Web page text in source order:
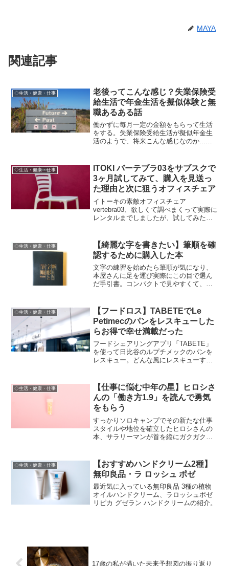
MAYA
関連記事
◇生活・健康・仕事
老後ってこんな感じ？失業保険受
給生活で年金生活を擬似体験と無
職あるある話
働かずに毎月一定の金額をもらって生活
をする。失業保険受給生活が擬似年金生
活のようで、将来こんな感じなのか...と
◇生活・健康・仕事
ITOKI バーテブラ03をサブスクで
3ヶ月試してみて、購入を見送っ
た理由と次に狙うオフィスチェア
イトーキの素敵オフィスチェア
vertebra03、欲しくて調べまくって実際に
レンタルまでしましたが、試してみたら
子、これまでの記事のまとめなど。
◇生活・健康・仕事
【綺麗な字を書きたい】筆順を確
認するために購入した本
文字の練習を始めたら筆順が気になり、
本屋さんに足を運び実際にこの目で選ん
だ手引書。コンパクトで見やすくて、必
◇生活・健康・仕事
【フードロス】TABETEでLe
Petimecのパンをレスキューした
らお得で幸せ満載だった
フードシェアリングアプリ「TABETE」
を使って日比谷のルプチメックのパンを
レスキュー。どんな風にレスキューする
◇生活・健康・仕事
【仕事に悩む中年の星】ヒロシさ
んの「働き方1.9」を読んで勇気
をもらう
すっかりソロキャンプでその新たな仕事
スタイルや地位を確立したヒロシさんの
本、サラリーマンが首を縦にガクガク振
◇生活・健康・仕事
【おすすめハンドクリーム2種】
無印良品・ラ ロッシュ ポゼ
最近気に入っている無印良品 3種の植物
オイルハンドクリーム、ラロッシュポゼ
リピカ グゼラン ハンドクリームの紹介。
17歳の私が描いた未来予想図の振り返り